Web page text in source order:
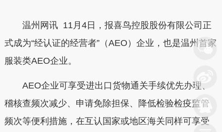
温州网讯 11月4日，报喜鸟控股股份有限公司正
式成为“经认证的经营者”（AEO）企业，也是温州首家
服装类AEO企业。
AEO企业可享受进出口货物通关手续优先办理、
稽核查频次减少、申请免除担保、降低检验检疫监管
频次等便利措施，在互认国家或地区海关同样可享受